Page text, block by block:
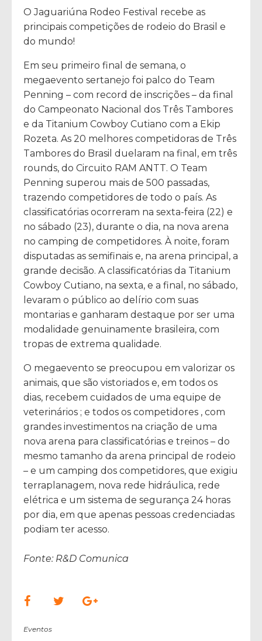
O Jaguariúna Rodeo Festival recebe as
principais competições de rodeio do Brasil e
do mundo!
Em seu primeiro final de semana, o
megaevento sertanejo foi palco do Team
Penning – com record de inscrições – da final
do Campeonato Nacional dos Três Tambores
e da Titanium Cowboy Cutiano com a Ekip
Rozeta. As 20 melhores competidoras de Três
Tambores do Brasil duelaram na final, em três
rounds, do Circuito RAM ANTT. O Team
Penning superou mais de 500 passadas,
trazendo competidores de todo o país. As
classificatórias ocorreram na sexta-feira (22) e
no sábado (23), durante o dia, na nova arena
no camping de competidores. À noite, foram
disputadas as semifinais e, na arena principal, a
grande decisão. A classificatórias da Titanium
Cowboy Cutiano, na sexta, e a final, no sábado,
levaram o público ao delírio com suas
montarias e ganharam destaque por ser uma
modalidade genuinamente brasileira, com
tropas de extrema qualidade.
O megaevento se preocupou em valorizar os
animais, que são vistoriados e, em todos os
dias, recebem cuidados de uma equipe de
veterinários ; e todos os competidores , com
grandes investimentos na criação de uma
nova arena para classificatórias e treinos – do
mesmo tamanho da arena principal de rodeio
– e um camping dos competidores, que exigiu
terraplanagem, nova rede hidráulica, rede
elétrica e um sistema de segurança 24 horas
por dia, em que apenas pessoas credenciadas
podiam ter acesso.
Fonte: R&D Comunica
Eventos